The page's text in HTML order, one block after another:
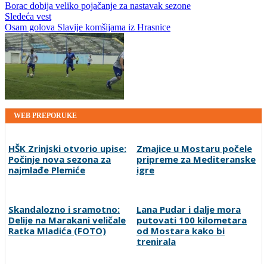
Borac dobija veliko pojačanje za nastavak sezone
Sledeća vest
Osam golova Slavije komšijama iz Hrasnice
WEB PREPORUKE
HŠK Zrinjski otvorio upise:
Počinje nova sezona za
najmlađe Plemiće
Zmajice u Mostaru počele
pripreme za Mediteranske
igre
Skandalozno i sramotno:
Delije na Marakani veličale
Ratka Mladića (FOTO)
Lana Pudar i dalje mora
putovati 100 kilometara
od Mostara kako bi
trenirala